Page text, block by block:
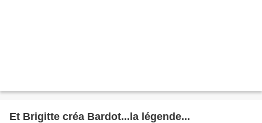
Et Brigitte créa Bardot...la légende...